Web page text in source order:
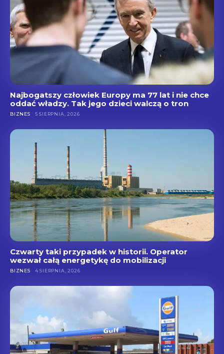
Najbogatszy człowiek Europy ma 77 lat i nie chce
oddać władzy. Tak jego dzieci walczą o tron
BIZNES 5 SIERPNIA, 2026
Czwarty taki przypadek w historii. Operator
wezwał całą energetykę do mobilizacji
BIZNES 4 SIERPNIA, 2026